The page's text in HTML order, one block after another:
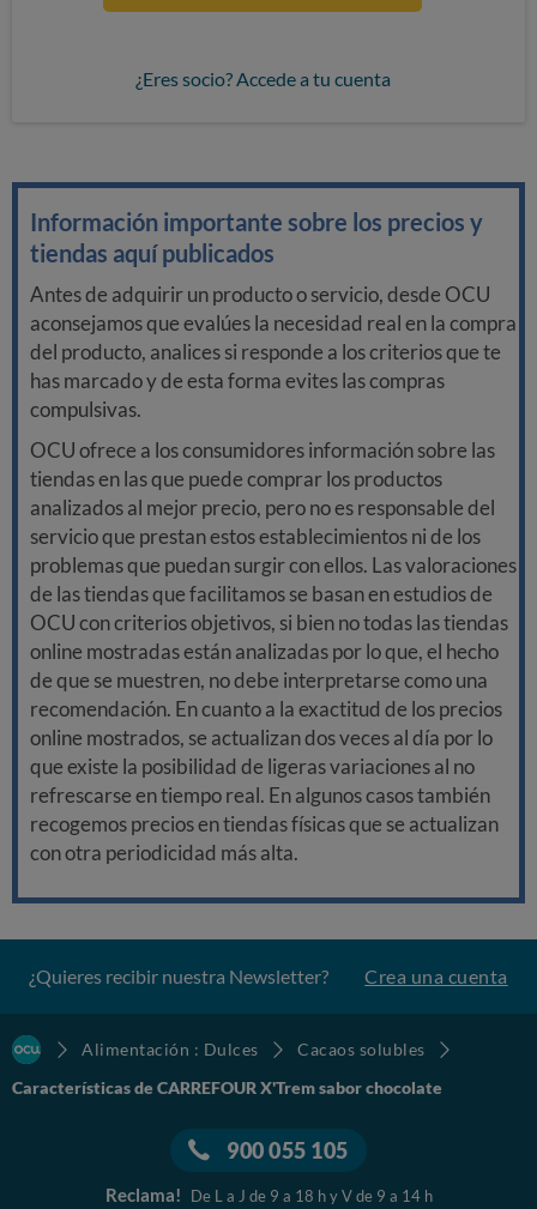
¿Eres socio? Accede a tu cuenta
Información importante sobre los precios y
tiendas aquí publicados
Antes de adquirir un producto o servicio, desde OCU
aconsejamos que evalúes la necesidad real en la compra
del producto, analices si responde a los criterios que te
has marcado y de esta forma evites las compras
compulsivas.
OCU ofrece a los consumidores información sobre las
tiendas en las que puede comprar los productos
analizados al mejor precio, pero no es responsable del
servicio que prestan estos establecimientos ni de los
problemas que puedan surgir con ellos. Las valoraciones
de las tiendas que facilitamos se basan en estudios de
OCU con criterios objetivos, si bien no todas las tiendas
online mostradas están analizadas por lo que, el hecho
de que se muestren, no debe interpretarse como una
recomendación. En cuanto a la exactitud de los precios
online mostrados, se actualizan dos veces al día por lo
que existe la posibilidad de ligeras variaciones al no
refrescarse en tiempo real. En algunos casos también
recogemos precios en tiendas físicas que se actualizan
con otra periodicidad más alta.
¿Quieres recibir nuestra Newsletter? Crea una cuenta
Alimentación : Dulces
Cacaos solubles
Características de CARREFOUR X'Trem sabor chocolate
900 055 105
Reclama! De L a J de 9 a 18 h y V de 9 a 14 h